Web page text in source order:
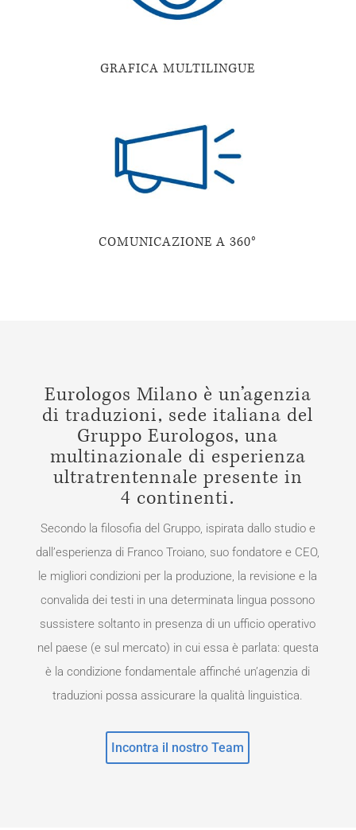
GRAFICA MULTILINGUE
COMUNICAZIONE A 360°
Eurologos Milano è un’agenzia
di traduzioni, sede italiana del
Gruppo Eurologos, una
multinazionale di esperienza
ultratrentennale presente in
4 continenti.
Secondo la filosofia del Gruppo, ispirata dallo studio e
dall’esperienza di Franco Troiano, suo fondatore e CEO,
le migliori condizioni per la produzione, la revisione e la
convalida dei testi in una determinata lingua possono
sussistere soltanto in presenza di un ufficio operativo
nel paese (e sul mercato) in cui essa è parlata: questa
è la condizione fondamentale affinché un’agenzia di
traduzioni possa assicurare la qualità linguistica.
Incontra il nostro Team